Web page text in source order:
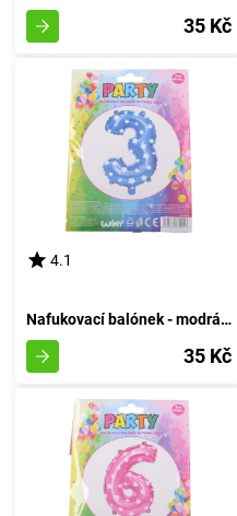
35 Kč
4.1
Nafukovací balónek - modrá velikost 3
35 Kč